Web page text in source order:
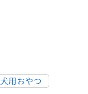
犬用おやつ